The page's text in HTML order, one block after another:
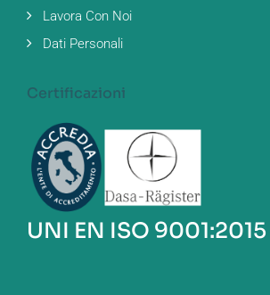
Lavora Con Noi
Dati Personali
Certificazioni
UNI EN ISO 9001:2015